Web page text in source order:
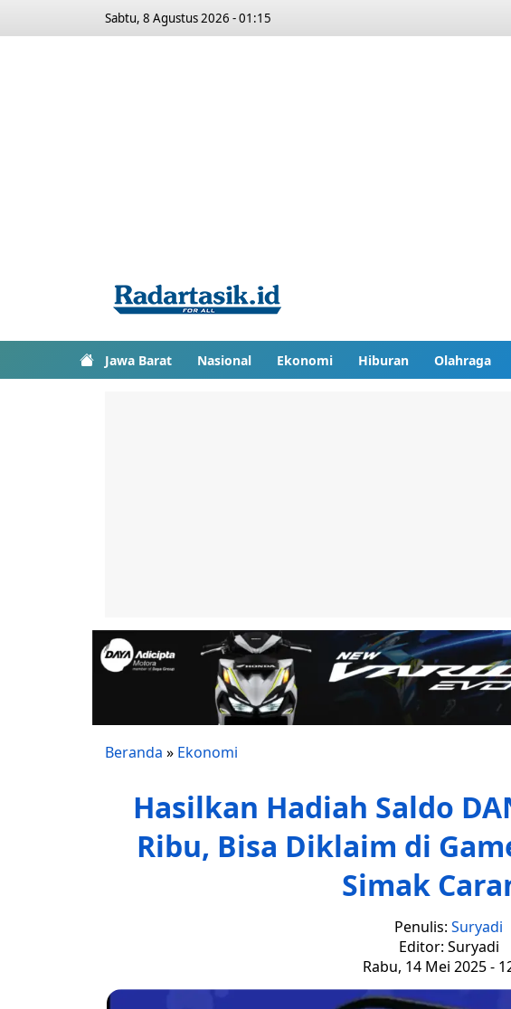
Sabtu, 8 Agustus 2026 - 01:15
Jawa Barat Nasional Ekonomi Hiburan Olahraga
Beranda » Ekonomi
Hasilkan Hadiah Saldo
Ribu, Bisa Diklaim di
Simak
Penulis: Suryadi
Editor: Suryadi
Rabu, 14 Mei 2025 -